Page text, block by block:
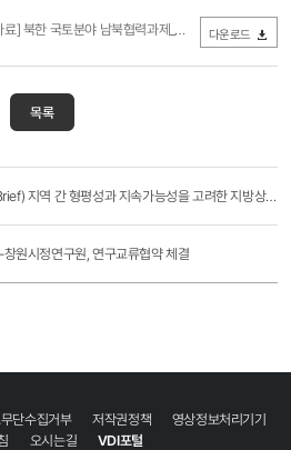
] 북한 국토분야 남북협력과제_180831.hwp (0Byte /
다운로드
목록
(국토정책 Brief) 지역 간 형평성과 지속가능성을 고려한 지방상수도 요금체계 개선방향
원시정연구원, 연구교류협약 체결
단수집거부 저작권정책
영상정보처리기기
오시는길 VDI포털